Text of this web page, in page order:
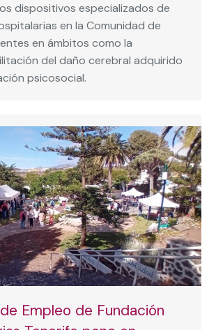
dispositivos especializados de
en la Comunidad de
en ámbitos como la
del daño cerebral adquirido
psicosocial.
Empleo de Fundación